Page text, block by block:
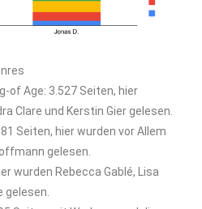
of Age: 3.527 Seiten, hier
Clare und Kerstin Gier gelesen.
Seiten, hier wurden vor Allem
gelesen.
wurden Rebecca Gablé, Lisa
gelesen.